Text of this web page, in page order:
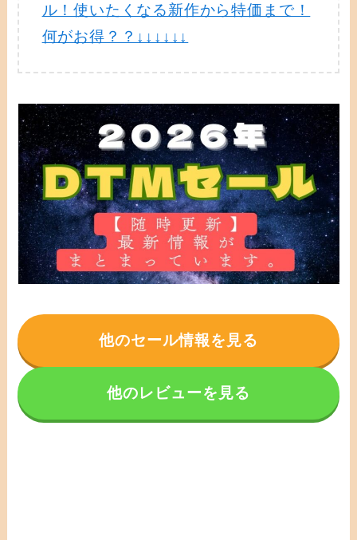
ル！使いたくなる新作から特価まで！
何がお得？？↓↓↓↓↓↓
他のセール情報を見る
他のレビューを見る